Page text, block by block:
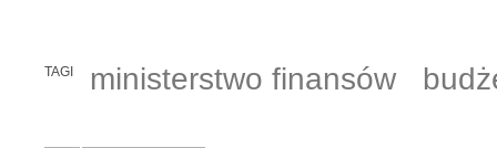
TAGI ministerstwo finansów